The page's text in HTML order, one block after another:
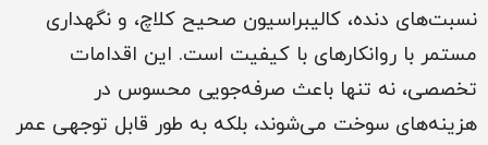
نسبت‌های دنده، کالیبراسیون صحیح کلاچ، و نگهداری
مستمر با روانکارهای با کیفیت است. این اقدامات
تخصصی، نه تنها باعث صرفه‌جویی محسوس در
هزینه‌های سوخت می‌شوند، بلکه به طور قابل توجهی عمر